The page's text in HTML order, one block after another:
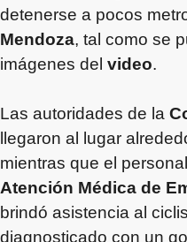
detenerse a pocos
Mendoza, tal como se
imágenes del video.
Las autoridades de la
llegaron al lugar
mientras que el
Atención Médica de
brindó asistencia al
diagnosticado con un